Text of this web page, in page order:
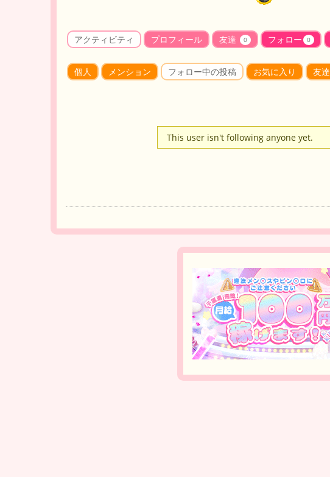
アクティビティ プロフィール 友達 0 フォロー 0
個人 メンション フォロー中の投稿 お気に入り 友達
This user isn't following anyone yet.